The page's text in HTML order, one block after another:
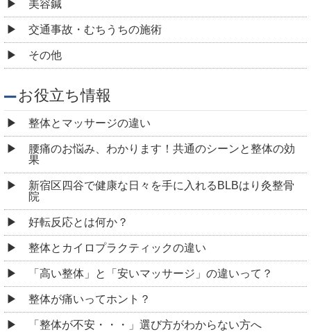
美容鍼
交通事故・むちうちの施術
その他
お役立ち情報
整体とマッサージの違い
腰痛のお悩み、わかります！共通のシーンと整体の効
果
新宿区四谷で健康な日々を手に入れるBLBはり灸整骨
院
好転反応とは何か？
整体とカイロプラクティックの違い
「高い整体」と「安いマッサージ」の違いって？
整体が痛いってホント？
「整体が不安・・・」選び方がわからない方へ